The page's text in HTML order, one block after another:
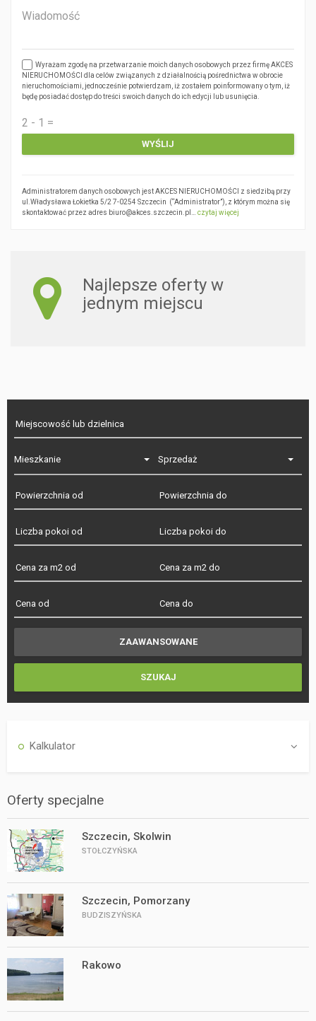
Wyrażam zgodę na przetwarzanie moich danych osobowych przez firmę AKCES
NIERUCHOMOŚCI dla celów związanych z działalnością pośrednictwa w obrocie
nieruchomościami, jednocześnie potwierdzam, iż zostałem poinformowany o tym, iż
będę posiadać dostęp do treści swoich danych do ich edycji lub usunięcia.
Administratorem danych osobowych jest AKCES NIERUCHOMOŚCI z siedzibą przy
ul.Władysława Łokietka 5/2 7-0254 Szczecin (“Administrator”), z którym można się
skontaktować przez adres biuro@akces.szczecin.pl… czytaj więcej
Najlepsze oferty w
jednym miejscu
Mieszkanie Sprzedaż
Kalkulator
Oferty specjalne
Szczecin, Skolwin
STOŁCZYŃSKA
Szczecin, Pomorzany
BUDZISZYŃSKA
Rakowo